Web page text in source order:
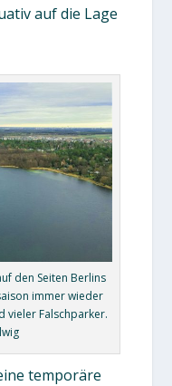
auf die Lage
den Seiten Berlins
immer wieder
vieler Falschparker.
temporäre